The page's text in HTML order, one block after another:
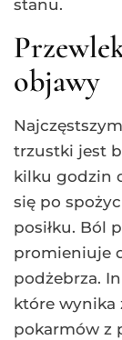
stanu.
objawy
trzustki jest
kilku godzin
się po
posiłku. Ból
promieniuje
podżebrza.
które wynika
pokarmów z